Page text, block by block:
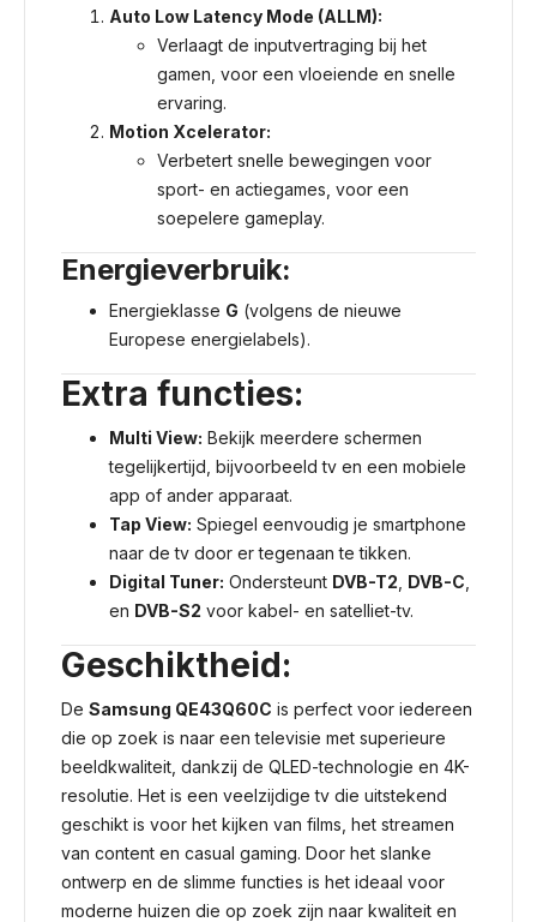
Auto Low Latency Mode (ALLM):
Verlaagt de inputvertraging bij het
gamen, voor een vloeiende en snelle
ervaring.
Motion Xcelerator:
Verbetert snelle bewegingen voor
sport- en actiegames, voor een
soepelere gameplay.
Energieverbruik:
Energieklasse G (volgens de nieuwe
Europese energielabels).
Extra functies:
Multi View: Bekijk meerdere schermen
tegelijkertijd, bijvoorbeeld tv en een mobiele
app of ander apparaat.
Tap View: Spiegel eenvoudig je smartphone
naar de tv door er tegenaan te tikken.
Digital Tuner: Ondersteunt DVB-T2 DVB-C
en DVB-S2 voor kabel- en satelliet-tv.
Geschiktheid:
De Samsung QE43Q60C is perfect voor iedereen
die op zoek is naar een televisie met superieure
beeldkwaliteit, dankzij de QLED-technologie en 4K-
resolutie. Het is een veelzijdige tv die uitstekend
geschikt is voor het kijken van films, het streamen
van content en casual gaming. Door het slanke
ontwerp en de slimme functies is het ideaal voor
moderne huizen die op zoek zijn naar kwaliteit en